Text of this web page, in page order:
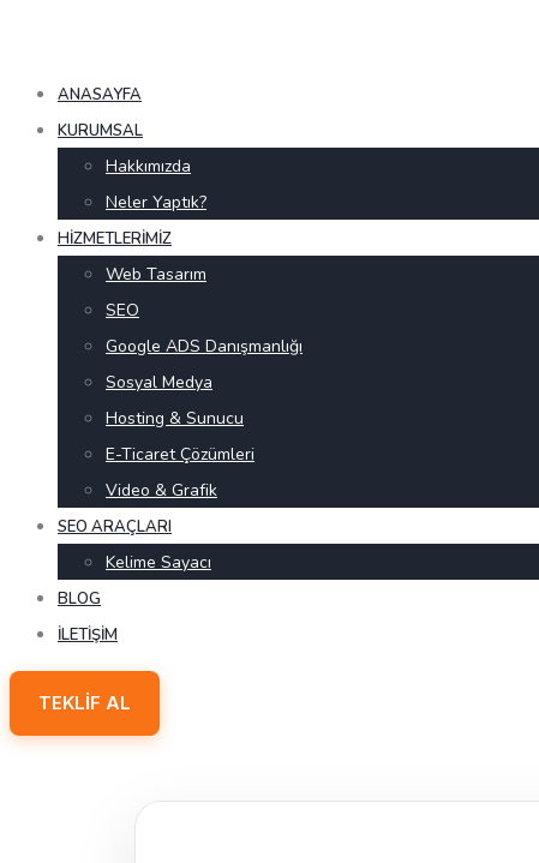
ANASAYFA
KURUMSAL
Hakkımızda
Neler Yaptık?
HIZMETLERIMIZ
Web Tasarım
SEO
Google ADS Danışmanlığı
Sosyal Medya
Hosting & Sunucu
E-Ticaret Çözümleri
Video & Grafik
SEO ARAÇLARI
Kelime Sayacı
BLOG
İLETIŞIM
TEKLIF AL